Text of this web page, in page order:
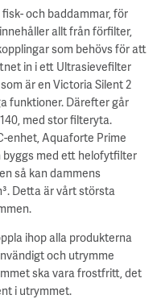
och baddammar, för
allt från förfilter,
som behövs för att
in i ett Ultrasievefilter
är en Victoria Silent 2
funktioner. Därefter går
med stor filteryta.
enhet, Aquaforte Prime
byggs med ett helofytfilter
så kan dammens
Detta är vårt största
ihop alla produkterna
och utrymme
ska vara frostfritt, det
i utrymmet.